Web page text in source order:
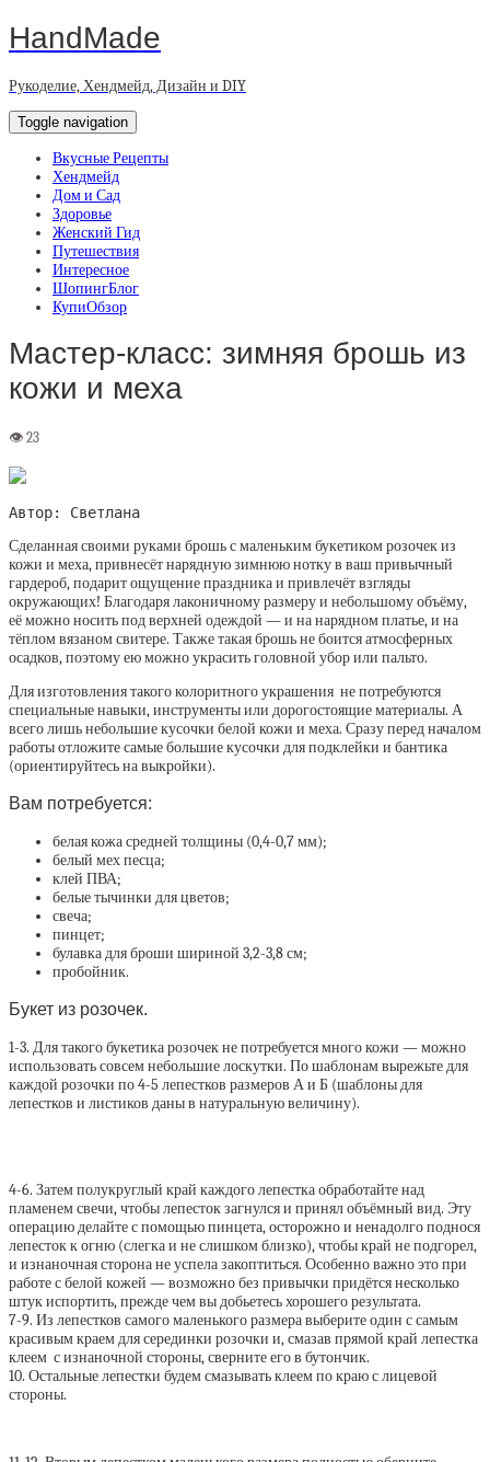
HandMade
Рукоделие, Хендмейд, Дизайн и DIY
Toggle navigation
Вкусные Рецепты
Хендмейд
Дом и Сад
Здоровье
Женский Гид
Путешествия
Интересное
ШопингБлог
КупиОбзор
Мастер-класс: зимняя брошь из
кожи и меха
Автор: Светлана
Сделанная своими руками брошь с маленьким букетиком розочек из
кожи и меха, привнесёт нарядную зимнюю нотку в ваш привычный
гардероб, подарит ощущение праздника и привлечёт взгляды
окружающих! Благодаря лаконичному размеру и небольшому объёму,
её можно носить под верхней одеждой — и на нарядном платье, и на
тёплом вязаном свитере. Также такая брошь не боится атмосферных
осадков, поэтому ею можно украсить головной убор или пальто.
Для изготовления такого колоритного украшения не потребуются
специальные навыки, инструменты или дорогостоящие материалы. А
всего лишь небольшие кусочки белой кожи и меха. Сразу перед началом
работы отложите самые большие кусочки для подклейки и бантика
(ориентируйтесь на выкройки).
Вам потребуется:
белая кожа средней толщины (0,4-0,7 мм);
белый мех песца;
клей ПВА;
белые тычинки для цветов;
свеча;
пинцет;
булавка для броши шириной 3,2-3,8 см;
пробойник.
Букет из розочек.
1-3. Для такого букетика розочек не потребуется много кожи — можно
использовать совсем небольшие лоскутки. По шаблонам вырежьте для
каждой розочки по 4-5 лепестков размеров А и Б (шаблоны для
лепестков и листиков даны в натуральную величину).
4-6. Затем полукруглый край каждого лепестка обработайте над
пламенем свечи, чтобы лепесток загнулся и принял объёмный вид. Эту
операцию делайте с помощью пинцета, осторожно и ненадолго поднося
лепесток к огню (слегка и не слишком близко), чтобы край не подгорел,
и изнаночная сторона не успела закоптиться. Особенно важно это при
работе с белой кожей — возможно без привычки придётся несколько
штук испортить, прежде чем вы добьетесь хорошего результата.
7-9. Из лепестков самого маленького размера выберите один с самым
красивым краем для серединки розочки и, смазав прямой край лепестка
клеем с изнаночной стороны, сверните его в бутончик.
10. Остальные лепестки будем смазывать клеем по краю с лицевой
стороны.